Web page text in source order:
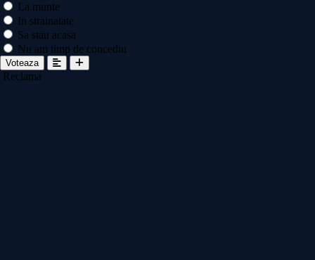
La munte
In strainatate
Sa stau acasa
Nu am timp de concediu
Voteaza
Reclama